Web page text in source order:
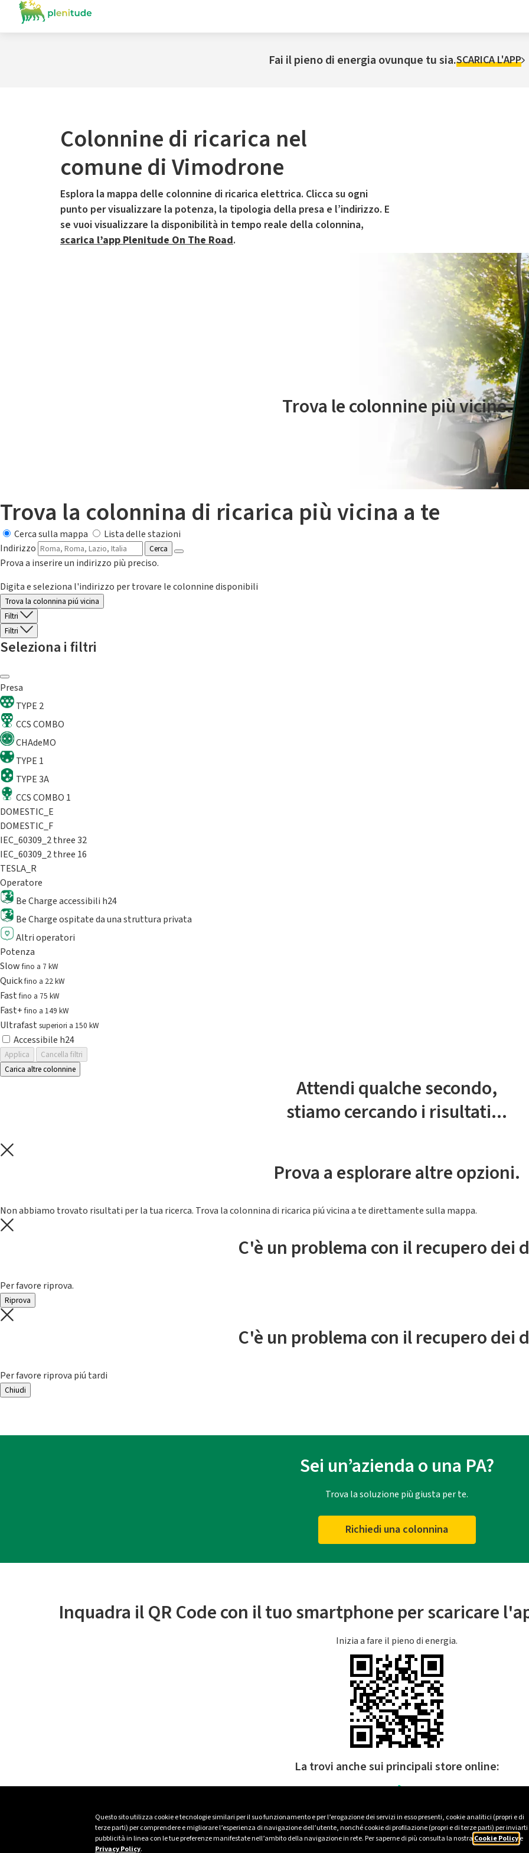
Questo sito utilizza cookie e tecnologie similari per il suo funzionamento e per l’erogazione dei servizi in esso presenti, cookie analitici (propri e di
terze parti) per comprendere e migliorare l’esperienza di navigazione dell’utente, nonché cookie di profilazione (propri e di terze parti) per inviarti
pubblicità in linea con le tue preferenze manifestate nell’ambito della navigazione in rete. Per saperne di più consulta la nostra Cookie Policye
Privacy Policy.
Fai il pieno di energia ovunque tu sia.SCARICA L'APP
Colonnine di ricarica nel
comune di Vimodrone
Esplora la mappa delle colonnine di ricarica elettrica. Clicca su ogni
punto per visualizzare la potenza, la tipologia della presa e l’indirizzo. E
se vuoi visualizzare la disponibilità in tempo reale della colonnina,
scarica l’app Plenitude On The Road.
Il servizio di mobilità elettrica è gestito da Plenitude On The Road
Trova le colonnine più vicine.
Trova la colonnina di ricarica più vicina a te
Cerca sulla mappa
Lista delle stazioni
Indirizzo
Cerca
Prova a inserire un indirizzo più preciso.
Digita e seleziona l'indirizzo per trovare le colonnine disponibili
Trova la colonnina piú vicina
Filtri
Filtri
Seleziona i filtri
Presa
TYPE 2
CCS COMBO
CHAdeMO
TYPE 1
TYPE 3A
CCS COMBO 1
DOMESTIC_E
DOMESTIC_F
IEC_60309_2 three 32
IEC_60309_2 three 16
TESLA_R
Operatore
Be Charge accessibili h24
Be Charge ospitate da una struttura privata
Altri operatori
Potenza
Slowfino a 7 kW
Quickfino a 22 kW
Fastfino a 75 kW
Fast+fino a 149 kW
Ultrafast superiori a 150 kW
Accessibile h24
Applica
Cancella filtri
Carica altre colonnine
Attendi qualche secondo,
stiamo cercando i risultati...
Prova a esplorare altre opzioni.
Non abbiamo trovato risultati per la tua ricerca. Trova la colonnina di ricarica piú vicina a te direttamente sulla mappa.
C'è un problema con il recupero dei
Per favore riprova.
Riprova
C'è un problema con il recupero dei
Per favore riprova piú tardi
Chiudi
Sei un’azienda o una PA?
Trova la soluzione più giusta per te.
Richiedi una colonnina
Inquadra il QR Code con il tuo smartphone per scaricare
Inizia a fare il pieno di energia.
La trovi anche sui principali store online: